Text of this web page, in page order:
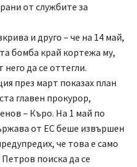
от службите за
и друго – че на 14 май,
бомба край кортежа му,
да се оттегли.
през март показах план
главен прокурор,
– Къро. На 1 май по
от ЕС беше извършен
че това е само
поиска да се